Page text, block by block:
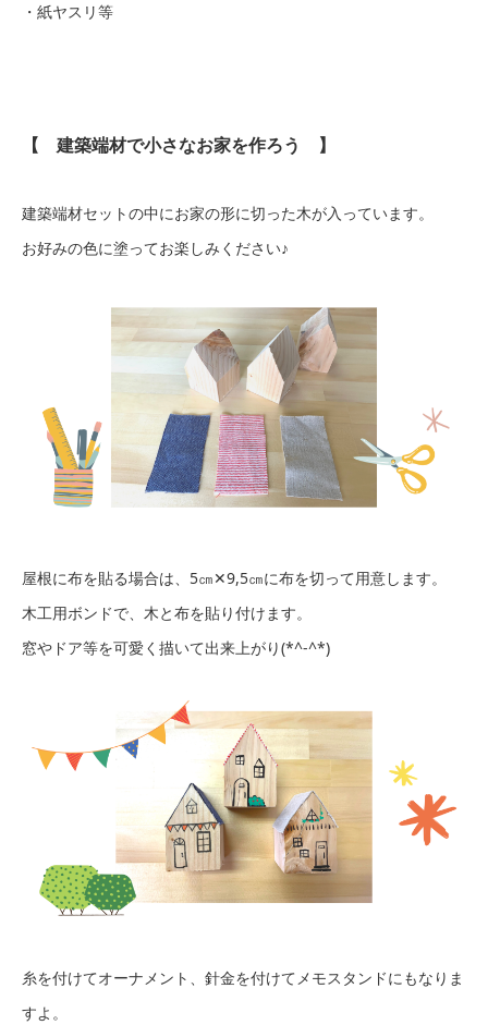
・紙ヤスリ等
【 建築端材で小さなお家を作ろう 】
建築端材セットの中にお家の形に切った木が入っています。
お好みの色に塗ってお楽しみください♪
屋根に布を貼る場合は、5㎝✕9,5㎝に布を切って用意します。
木工用ボンドで、木と布を貼り付けます。
窓やドア等を可愛く描いて出来上がり(*^-^*)
糸を付けてオーナメント、針金を付けてメモスタンドにもなりま
すよ。